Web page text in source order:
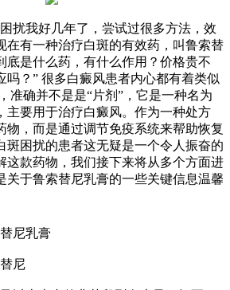
扰我好几年了，尝试过很多方法，效
在有一种治疗白斑的有效药，叫鲁索替
底是什么药，有什么作用？价格贵不
吗？” 很多白癜风患者内心都有着类似
准确并不是是“片剂”，它是一种名为
主要用于治疗白癜风。作为一种处方
物，而是通过调节免疫系统来帮助恢复
斑困扰的患者这无疑是一个令人振奋的
这款药物，我们接下来将从多个方面进
关于鲁索替尼乳膏的一些关键信息温馨
尼乳膏
尼